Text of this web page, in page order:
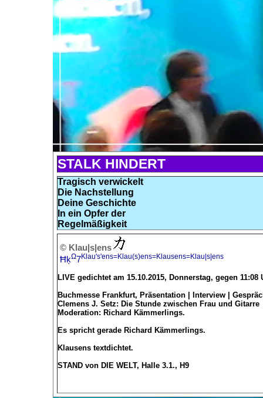
STALK HINDERT
Tragisch verwickelt
Die Nachstellung
Deine Geschichte
In ein Opfer der
Regelmäßigkeit
© Klau|s|ens
ĦķΩ7Klau's'ens=Klau(s)ens=Klausens=Klau|s|ens
LIVE gedichtet am 15.10.2015, Donnerstag, gegen 11:08
Buchmesse Frankfurt, Präsentation | Interview |
Clemens J. Setz: Die Stunde zwischen Frau und Gitarre
Moderation: Richard Kämmerlings.
Es spricht gerade Richard Kämmerlings.
Klausens textdichtet.
STAND von DIE WELT, Halle 3.1., H9